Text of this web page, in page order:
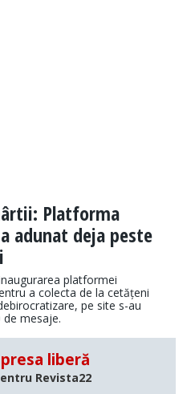
Platforma
adunat deja peste
platformei
a colecta de la cetățeni
pe site s-au
mesaje.
liberă
Revista22